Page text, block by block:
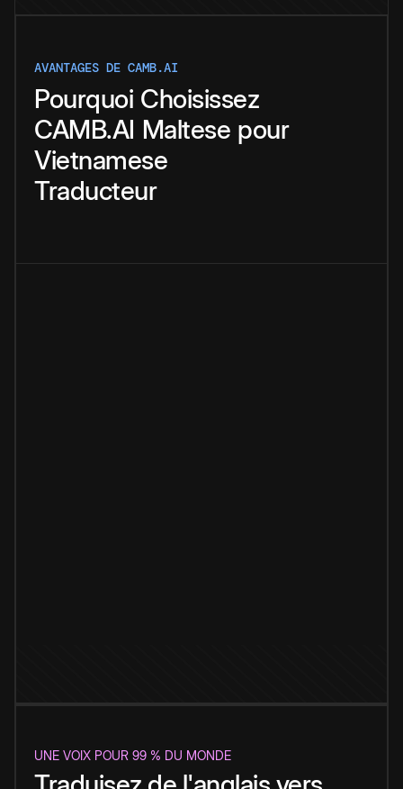
AVANTAGES DE CAMB.AI
Pourquoi Choisissez
CAMB.AI Maltese pour
Vietnamese
Traducteur
UNE VOIX POUR 99 % DU MONDE